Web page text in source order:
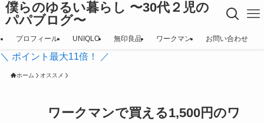
僕らのゆるい暮らし 〜30代２児の
パパブログ〜
プロフィール UNIQLO 無印良品 ワークマン お問い合わせ
＼ ポイント最大11倍！ ／
ホーム オススメ
ワークマンで買える1,500円のワ